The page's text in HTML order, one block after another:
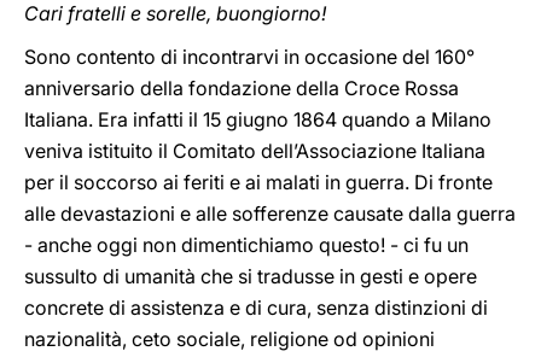
Cari fratelli e sorelle, buongiorno!
Sono contento di incontrarvi in occasione del 160°
anniversario della fondazione della Croce Rossa
Italiana. Era infatti il 15 giugno 1864 quando a Milano
veniva istituito il Comitato dell’Associazione Italiana
per il soccorso ai feriti e ai malati in guerra. Di fronte
alle devastazioni e alle sofferenze causate dalla guerra
- anche oggi non dimentichiamo questo! - ci fu un
sussulto di umanità che si tradusse in gesti e opere
concrete di assistenza e di cura, senza distinzioni di
nazionalità, ceto sociale, religione od opinioni